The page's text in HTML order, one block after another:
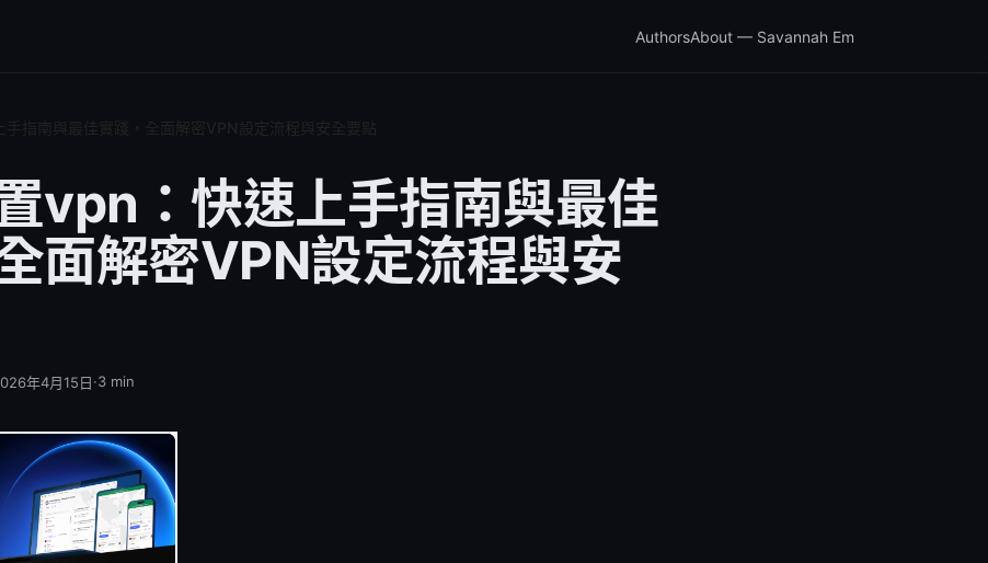
AuthorsAbout — Savannah Em
vpn：快速上手指南與最佳
面解密VPN設定流程與安
年4月15日·3 min